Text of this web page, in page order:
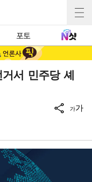
포토
서 민주당 셰
가가